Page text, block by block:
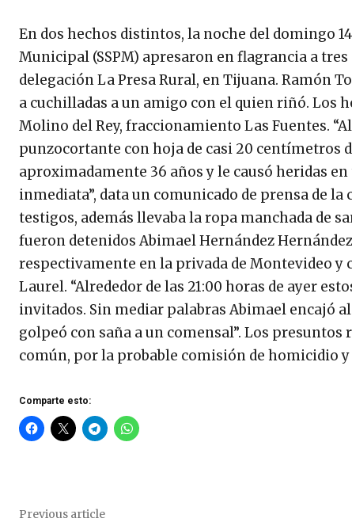
En dos hechos distintos, la noche del domingo
Municipal (SSPM) apresaron en flagrancia a
delegación La Presa Rural, en Tijuana. Ramón
a cuchilladas a un amigo con el quien riñó. Los
Molino del Rey, fraccionamiento Las Fuentes.
punzocortante con hoja de casi 20 centímetros
aproximadamente 36 años y le causó heridas
inmediata”, data un comunicado de prensa de
testigos, además llevaba la ropa manchada de
fueron detenidos Abimael Hernández Hernández
respectivamente en la privada de Montevideo y
Laurel. “Alrededor de las 21:00 horas de ayer
invitados. Sin mediar palabras Abimael encajó
golpeó con saña a un comensal”. Los
común, por la probable comisión de homicidio y
Comparte esto:
Previous article